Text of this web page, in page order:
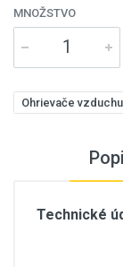
MNOŽSTVO
Ohrievače vzduchu
Technické